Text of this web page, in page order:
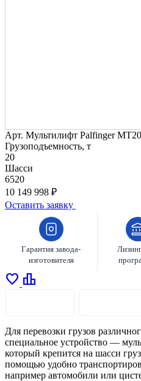
Арт. Мультилифт Palfinger MT20
Грузоподъемность, т
20
Шасси
6520
10 149 998 ₽
Оставить заявку
Гарантия завода-
изготовителя
favorite leaderboard
Для перевозки грузов
специальное устройство —
который крепится на шасси
помощью удобно
например автомобили или